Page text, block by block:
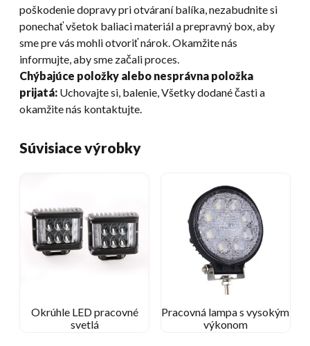
poškodenie dopravy pri otváraní balíka, nezabudnite si
ponechať všetok baliaci materiál a prepravný box, aby
sme pre vás mohli otvoriť nárok. Okamžite nás
informujte, aby sme začali proces.
Chýbajúce položky alebo nesprávna položka
prijatá: Uchovajte si, balenie, Všetky dodané časti a
okamžite nás kontaktujte.
Súvisiace výrobky
Okrúhle LED pracovné
svetlá
Pracovná lampa s vysokým
výkonom